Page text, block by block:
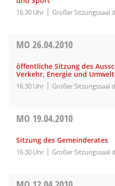
16:30 Uhr Großer Sitzungssaal
MO 26.04.2010
öffentliche Sitzung des
Verkehr, Energie und Umwelt
16:30 Uhr Großer Sitzungssaal
MO 19.04.2010
Sitzung des Gemeinderates
16:30 Uhr Großer Sitzungssaal